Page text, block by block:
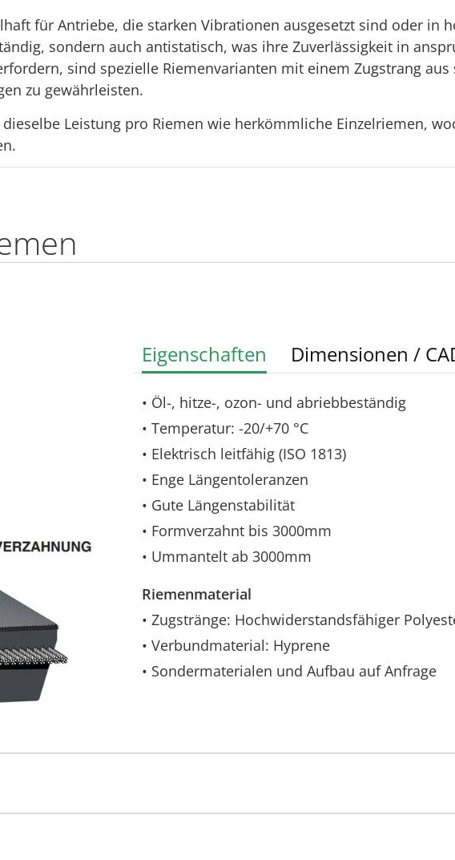
für Antriebe, die starken Vibrationen ausgesetzt sind oder in
sondern auch antistatisch, was ihre Zuverlässigkeit in
sind spezielle Riemenvarianten mit einem Zugstrang
zu gewährleisten.
Leistung pro Riemen wie herkömmliche Einzelriemen,
Eigenschaften Dimensionen /
• Öl-, hitze-, ozon- und abriebbeständig
• Temperatur: -20/+70 °C
• Elektrisch leitfähig (ISO 1813)
• Enge Längentoleranzen
• Gute Längenstabilität
• Formverzahnt bis 3000mm
• Ummantelt ab 3000mm
Riemenmaterial
• Zugstränge: Hochwiderstandsfähiger
• Verbundmaterial: Hyprene
• Sondermaterialen und Aufbau auf Anfrage